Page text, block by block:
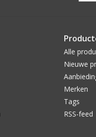
Alle
Nieuwe
Merken
Tags
RSS-feed